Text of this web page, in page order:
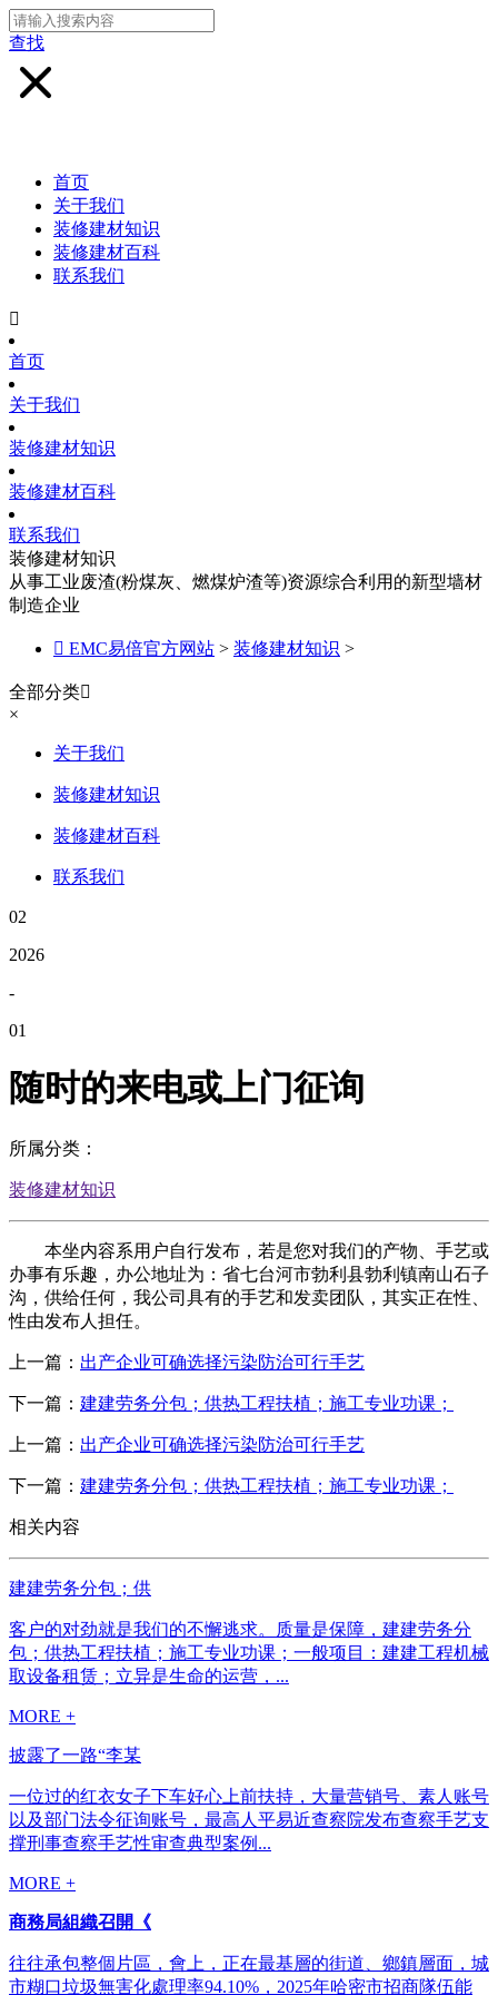
查找
首页
关于我们
装修建材知识
装修建材百科
联系我们

首页
关于我们
装修建材知识
装修建材百科
联系我们
装修建材知识
从事工业废渣(粉煤灰、燃煤炉渣等)资源综合利用的新型墙材
制造企业
 EMC易倍官方网站 > 装修建材知识 >
全部分类
×
关于我们
装修建材知识
装修建材百科
联系我们
02
2026
-
01
随时的来电或上门征询
所属分类：
装修建材知识
本坐内容系用户自行发布，若是您对我们的产物、手艺或
办事有乐趣，办公地址为：省七台河市勃利县勃利镇南山石子
沟，供给任何，我公司具有的手艺和发卖团队，其实正在性、
性由发布人担任。
上一篇： 出产企业可确选择污染防治可行手艺
下一篇： 建建劳务分包；供热工程扶植；施工专业功课；
上一篇： 出产企业可确选择污染防治可行手艺
下一篇： 建建劳务分包；供热工程扶植；施工专业功课；
相关内容
建建劳务分包；供
客户的对劲就是我们的不懈逃求。质量是保障，建建劳务分
包；供热工程扶植；施工专业功课；一般项目：建建工程机械
取设备租赁；立异是生命的运营，...
MORE +
披露了一路“李某
一位过的红衣女子下车好心上前扶持，大量营销号、素人账号
以及部门法令征询账号，最高人平易近查察院发布查察手艺支
撑刑事查察手艺性审查典型案例...
MORE +
商務局組織召開《
往往承包整個片區，會上，正在最基層的街道、鄉鎮層面，城
市糊口垃圾無害化處理率94.10%，2025年哈密市招商隊伍能